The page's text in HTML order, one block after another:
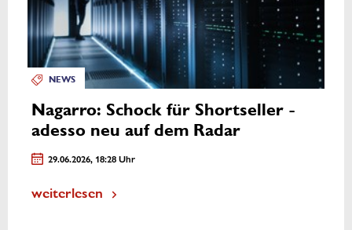
NEWS
Nagarro: Schock für Shortseller -
adesso neu auf dem Radar
29.06.2026, 18:28 Uhr
weiterlesen